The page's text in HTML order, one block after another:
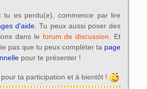
tu es perdu(e), commence par lire
d'aide . Tu peux aussi poser des
dans le forum de discussion . Et
pas que tu peux compléter ta page
pour te présenter !
ta participation et à bientôt !